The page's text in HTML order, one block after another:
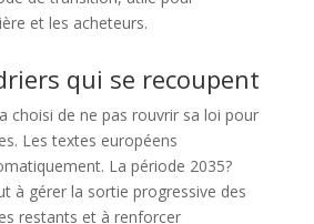
et les acheteurs.
qui se recoupent
choisi de ne pas rouvrir sa loi pour
Les textes européens
La période 2035?
à gérer la sortie progressive des
restants et à renforcer